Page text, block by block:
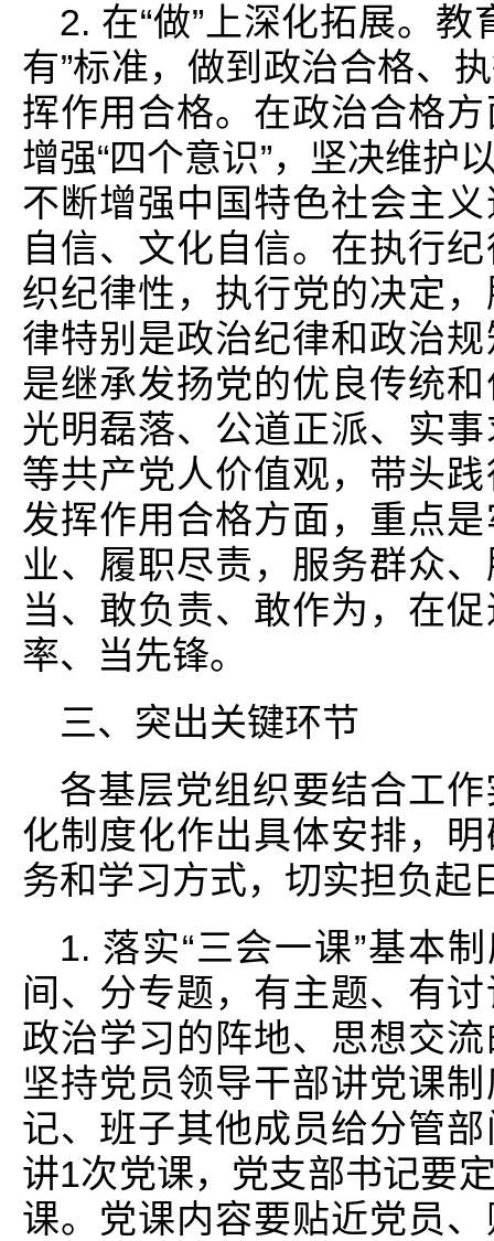
2. 在“做”上深化拓展。
有”标准，做到政治合格、
挥作用合格。在政治合格
增强“四个意识”，坚决维护
不断增强中国特色社会主
自信、文化自信。在执行
织纪律性，执行党的决定
律特别是政治纪律和政治
是继承发扬党的优良传统
光明磊落、公道正派、实
等共产党人价值观，带头
发挥作用合格方面，重点
业、履职尽责，服务群众
当、敢负责、敢作为，在
率、当先锋。
三、突出关键环节
各基层党组织要结合工
化制度化作出具体安排，
务和学习方式，切实担负起
1. 落实“三会一课”基本
间、分专题，有主题、有
政治学习的阵地、思想交
坚持党员领导干部讲党课
记、班子其他成员给分管
讲1次党课，党支部书记要
课。党课内容要贴近党员